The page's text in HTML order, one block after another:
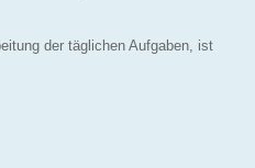
der täglichen Aufgaben, ist